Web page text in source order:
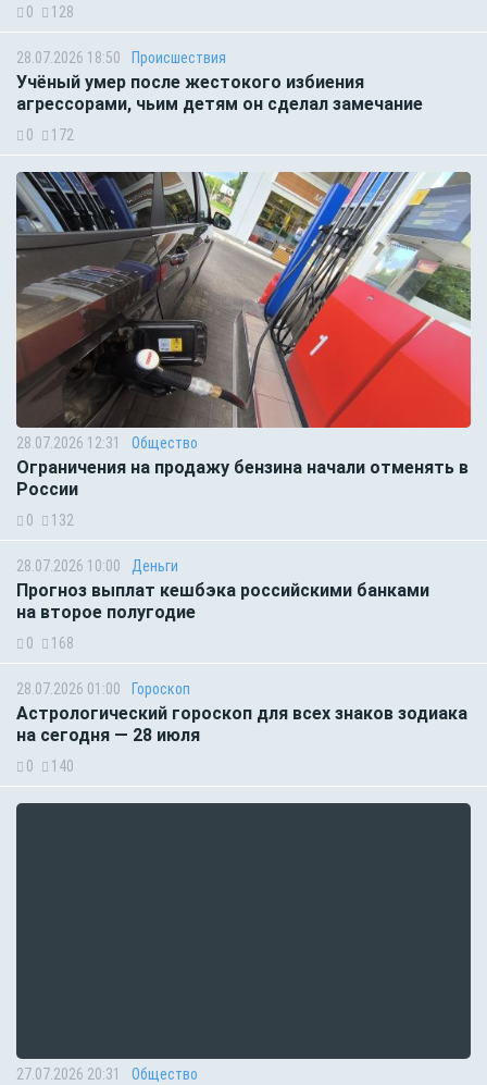
0 128
28.07.2026 18:50 Происшествия
Учёный умер после жестокого избиения
агрессорами, чьим детям он сделал замечание
0 172
28.07.2026 12:31 Общество
Ограничения на продажу бензина начали отменять в
России
0 132
28.07.2026 10:00 Деньги
Прогноз выплат кешбэка российскими банками
на второе полугодие
0 168
28.07.2026 01:00 Гороскоп
Астрологический гороскоп для всех знаков зодиака
на сегодня — 28 июля
0 140
27.07.2026 20:31 Общество